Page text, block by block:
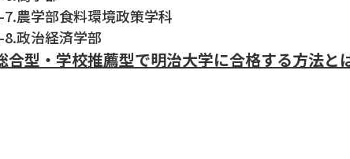
7.農学部食料環境政策学科
8.政治経済学部
合型・学校推薦型で明治大学に合格する方法と